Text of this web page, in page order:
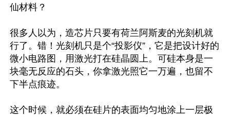
仙材料？
很多人以为，造芯片只要有荷兰阿斯麦的光刻机就
行了。错！光刻机只是个“投影仪”，它是把设计好的
微小电路图，用激光打在硅晶圆上。可硅本身是一
块毫无反应的石头，你拿激光照它一万遍，也留不
下半点痕迹。
这个时候，就必须在硅片的表面均匀地涂上一层极